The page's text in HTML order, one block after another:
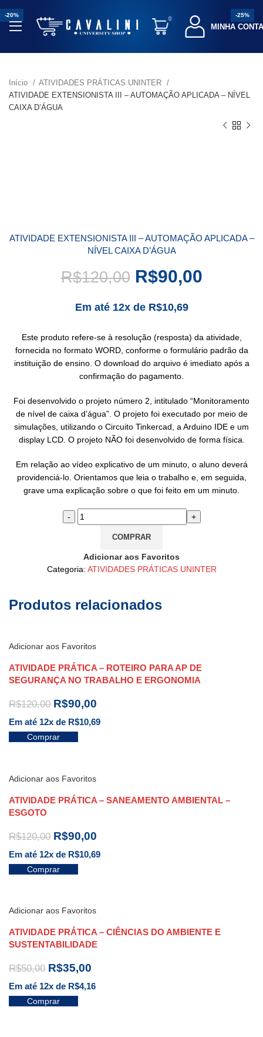
0
MINHA CONTA
Início
ATIVIDADES PRÁTICAS UNINTER
ATIVIDADE EXTENSIONISTA III – AUTOMAÇÃO APLICADA – NÍVEL
CAIXA D’ÁGUA
-25%
ATIVIDADE EXTENSIONISTA III – AUTOMAÇÃO APLICADA –
NÍVEL CAIXA D’ÁGUA
R$120,00 R$90,00
Em até 12x de R$10,69
Este produto refere-se à resolução (resposta) da atividade,
fornecida no formato WORD, conforme o formulário padrão da
instituição de ensino. O download do arquivo é imediato após a
confirmação do pagamento.
Foi desenvolvido o projeto número 2, intitulado “Monitoramento
de nível de caixa d’água”. O projeto foi executado por meio de
simulações, utilizando o Circuito Tinkercad, a Arduino IDE e um
display LCD. O projeto NÃO foi desenvolvido de forma física.
Em relação ao vídeo explicativo de um minuto, o aluno deverá
providenciá-lo. Orientamos que leia o trabalho e, em seguida,
grave uma explicação sobre o que foi feito em um minuto.
COMPRAR
Adicionar aos Favoritos
Categoria: ATIVIDADES PRÁTICAS UNINTER
Produtos relacionados
-25%
Adicionar aos Favoritos
ATIVIDADE PRÁTICA – ROTEIRO PARA AP DE
SEGURANÇA NO TRABALHO E ERGONOMIA
R$120,00 R$90,00
Em até 12x de R$10,69
Comprar
-25%
Adicionar aos Favoritos
ATIVIDADE PRÁTICA – SANEAMENTO AMBIENTAL –
ESGOTO
R$120,00 R$90,00
Em até 12x de R$10,69
Comprar
-30%
Adicionar aos Favoritos
ATIVIDADE PRÁTICA – CIÊNCIAS DO AMBIENTE E
SUSTENTABILIDADE
R$50,00 R$35,00
Em até 12x de R$4,16
Comprar
-25%
-25%
-18%
-20%